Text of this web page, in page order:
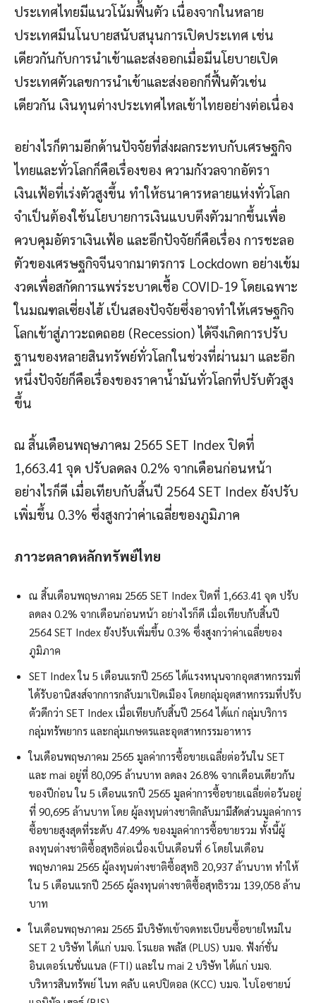
ประเทศไทยมีแนวโน้มฟื้นตัว เนื่องจากในหลาย
ประเทศมีนโนบายสนับสนุนการเปิดประเทศ เช่น
เดียวกันกับการนำเข้าและส่งออกเมื่อมีนโยบายเปิด
ประเทศตัวเลขการนำเข้าและส่งออกก็ฟื้นตัวเช่น
เดียวกัน เงินทุนต่างประเทศไหลเข้าไทยอย่างต่อเนื่อง
อย่างไรก็ตามอีกด้านปัจจัยที่ส่งผลกระทบกับเศรษฐกิจ
ไทยและทั่วโลกก็คือเรื่องของ ความกังวลจากอัตรา
เงินเฟ้อที่เร่งตัวสูงขึ้น ทำให้ธนาคารหลายแห่งทั่วโลก
จำเป็นต้องใช้นโยบายการเงินแบบตึงตัวมากขึ้นเพื่อ
ควบคุมอัตราเงินเฟ้อ และอีกปัจจัยก็คือเรื่อง การชะลอ
ตัวของเศรษฐกิจจีนจากมาตรการ Lockdown อย่างเข้ม
งวดเพื่อสกัดการแพร่ระบาดเชื้อ COVID-19 โดยเฉพาะ
ในมณฑลเซี่ยงไฮ้ เป็นสองปัจจัยซึ่งอาจทำให้เศรษฐกิจ
โลกเข้าสู่ภาวะถดถอย (Recession) ได้จึงเกิดการปรับ
ฐานของหลายสินทรัพย์ทั่วโลกในช่วงที่ผ่านมา และอีก
หนึ่งปัจจัยก็คือเรื่องของราคาน้ำมันทั่วโลกที่ปรับตัวสูง
ขึ้น
ณ สิ้นเดือนพฤษภาคม 2565 SET Index ปิดที่
1,663.41 จุด ปรับลดลง 0.2% จากเดือนก่อนหน้า
อย่างไรก็ดี เมื่อเทียบกับสิ้นปี 2564 SET Index ยังปรับ
เพิ่มขึ้น 0.3% ซึ่งสูงกว่าค่าเฉลี่ยของภูมิภาค
ภาวะตลาดหลักทรัพย์ไทย
ณ สิ้นเดือนพฤษภาคม 2565 SET Index ปิดที่ 1,663.41 จุด ปรับ
ลดลง 0.2% จากเดือนก่อนหน้า อย่างไรก็ดี เมื่อเทียบกับสิ้นปี
2564 SET Index ยังปรับเพิ่มขึ้น 0.3% ซึ่งสูงกว่าค่าเฉลี่ยของ
ภูมิภาค
SET Index ใน 5 เดือนแรกปี 2565 ได้แรงหนุนจากอุตสาหกรรมที่
ได้รับอานิสงส์จากการกลับมาเปิดเมือง โดยกลุ่มอุตสาหกรรมที่ปรับ
ตัวดีกว่า SET Index เมื่อเทียบกับสิ้นปี 2564 ได้แก่ กลุ่มบริการ
กลุ่มทรัพยากร และกลุ่มเกษตรและอุตสาหกรรมอาหาร
ในเดือนพฤษภาคม 2565 มูลค่าการซื้อขายเฉลี่ยต่อวันใน SET
และ mai อยู่ที่ 80,095 ล้านบาท ลดลง 26.8% จากเดือนเดียวกัน
ของปีก่อน ใน 5 เดือนแรกปี 2565 มูลค่าการซื้อขายเฉลี่ยต่อวันอยู่
ที่ 90,695 ล้านบาท โดย ผู้ลงทุนต่างชาติกลับมามีสัดส่วนมูลค่าการ
ซื้อขายสูงสุดที่ระดับ 47.49% ของมูลค่าการซื้อขายรวม ทั้งนี้ผู้
ลงทุนต่างชาติซื้อสุทธิต่อเนื่องเป็นเดือนที่ 6 โดยในเดือน
พฤษภาคม 2565 ผู้ลงทุนต่างชาติซื้อสุทธิ 20,937 ล้านบาท ทำให้
ใน 5 เดือนแรกปี 2565 ผู้ลงทุนต่างชาติซื้อสุทธิรวม 139,058 ล้าน
บาท
ในเดือนพฤษภาคม 2565 มีบริษัทเข้าจดทะเบียนซื้อขายใหม่ใน
SET 2 บริษัท ได้แก่ บมจ. โรแยล พลัส (PLUS) บมจ. ฟังก์ชั่น
อินเตอร์เนชั่นแนล (FTI) และใน mai 2 บริษัท ได้แก่ บมจ.
บริหารสินทรัพย์ ไนท คลับ แคปปิตอล (KCC) บมจ. ไบโอซายน์